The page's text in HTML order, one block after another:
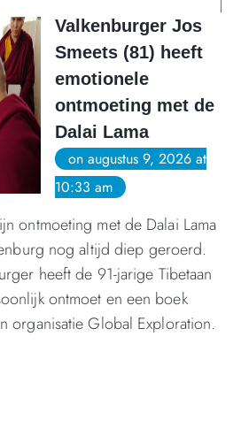
Valkenburger Jos
Smeets (81) heeft
emotionele
ontmoeting met de
Dalai Lama
on augustus 9, 2026 at
10:33 am
ontmoeting met de Dalai Lama
nog altijd diep geroerd.
heeft de 91-jarige Tibetaan
ontmoet en een boek
organisatie Global Exploration.